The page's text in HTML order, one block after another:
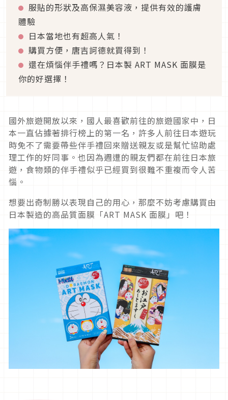
服貼的形狀及高保濕美容液，提供有效的護膚
體驗
日本當地也有超高人氣！
購買方便，唐吉訶德就買得到！
還在煩惱伴手禮嗎？日本製 ART MASK 面膜是
你的好選擇！
國外旅遊開放以來，國人最喜歡前往的旅遊國家中，日
本一直佔據著排行榜上的第一名，許多人前往日本遊玩
時免不了需要帶些伴手禮回來贈送親友或是幫忙協助處
理工作的好同事。也因為週遭的親友們都在前往日本旅
遊，食物類的伴手禮似乎已經買到很難不重複而令人苦
惱。
想要出奇制勝以表現自己的用心，那麼不妨考慮購買由
日本製造的高品質面膜「ART MASK 面膜」吧！